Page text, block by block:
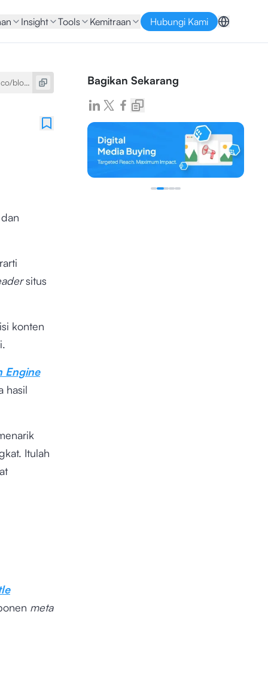
Insight Tools Kemitraan Hubungi Kami
situs
konten
Engine
hasil
Itulah
meta
Bagikan Sekarang